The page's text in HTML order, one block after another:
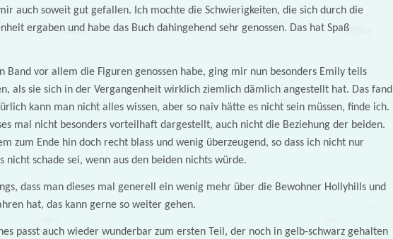
mir auch soweit gut gefallen. Ich mochte die Schwierigkeiten, die sich durch die
ergaben und habe das Buch dahingehend sehr genossen. Das hat Spaß
Band vor allem die Figuren genossen habe, ging mir nun besonders Emily teils
als sie sich in der Vergangenheit wirklich ziemlich dämlich angestellt hat. Das fand
kann man nicht alles wissen, aber so naiv hätte es nicht sein müssen, finde ich.
mal nicht besonders vorteilhaft dargestellt, auch nicht die Beziehung der beiden.
zum Ende hin doch recht blass und wenig überzeugend, so dass ich nicht nur
nicht schade sei, wenn aus den beiden nichts würde.
dass man dieses mal generell ein wenig mehr über die Bewohner Hollyhills und
hat, das kann gerne so weiter gehen.
passt auch wieder wunderbar zum ersten Teil, der noch in gelb-schwarz gehalten